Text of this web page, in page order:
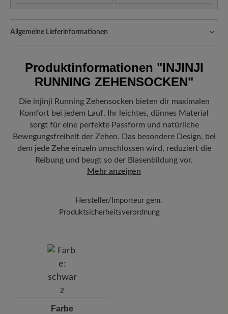
Allgemeine Lieferinformationen
hinzugefügt – unabhängig vom Bestellwert.
Freuen Sie sich auf Ihr Paket!Sobald Ihre Bestellung unser Lager in
Mit der beigefügten Sendungsnummer können Sie genau
nachverfolgen, wo sich Ihr neues BÄR Lieblingsstück gerade
befindet.
Produktinformationen "INJINJI
RUNNING ZEHENSOCKEN"
Die injinji Running Zehensocken bieten dir maximalen
Komfort bei jedem Lauf. Ihr leichtes, dünnes Material
sorgt für eine perfekte Passform und natürliche
Bewegungsfreiheit der Zehen. Das besondere Design, bei
dem jede Zehe einzeln umschlossen wird, reduziert die
Reibung und beugt so der Blasenbildung vor.
Mehr anzeigen
Hersteller/Importeur gem.
Produktsicherheitsverordnung
Klockergasse 1, 86316 Friedberg, Germany
Farbe